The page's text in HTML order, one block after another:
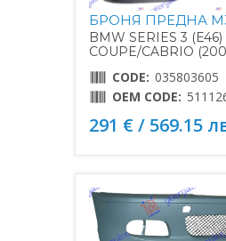
БРОНЯ ПРЕДНА
BMW SERIES 3 (E46)
COUPE/CABRIO
CODE: 035803605
OEM CODE:
291 € / 569.15